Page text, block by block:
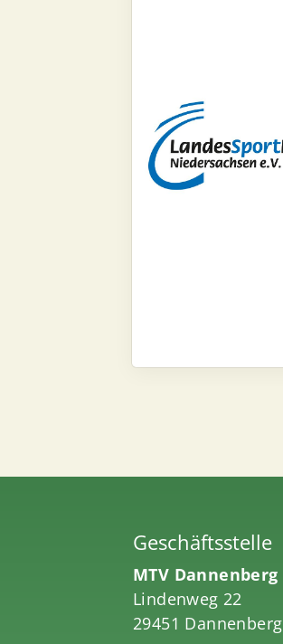
Geschäftsstelle
MTV Dannenberg
Lindenweg 22
29451 Dannenberg